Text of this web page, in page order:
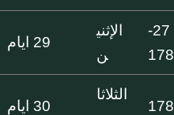
27-
الإثني
ن
29 ايام
الثلاثا
30 ايام